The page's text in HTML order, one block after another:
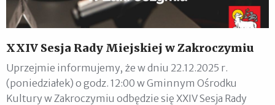
XXIV Sesja Rady Miejskiej w Zakroczymiu
Uprzejmie informujemy, że w dniu 22.12.2025 r.
(poniedziałek) o godz. 12:00 w Gminnym Ośrodku
Kultury w Zakroczymiu odbędzie się XXIV Sesja Rady